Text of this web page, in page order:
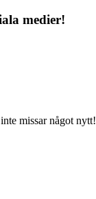
medier!
missar något nytt!